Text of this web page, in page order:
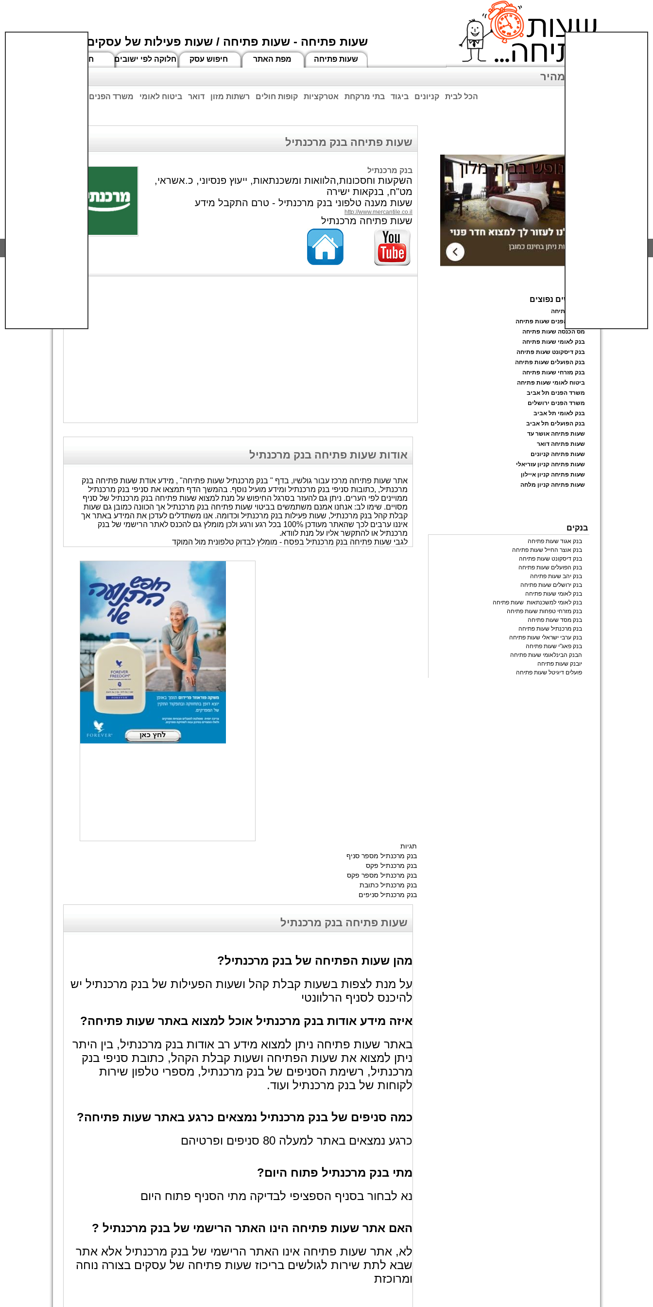
שעות פתיחה - שעות פתיחה / שעות פעילות של עסקים
חדשים חלוקה לפי ישובים חיפוש עסק מפת האתר שעות פתיחה
ניווט מהיר
משרד הפנים ביטוח לאומי דואר רשתות מזון קופות חולים אטרקציות בתי מרקחת ביגוד קניונים הכל לבית
שעות פתיחה בנק מרכנתיל
בנק מרכנתיל
השקעות וחסכונות,הלוואות ומשכנתאות, ייעוץ פנסיוני, כ.אשראי,
מט"ח, בנקאות ישירה
שעות מענה טלפוני בנק מרכנתיל - טרם התקבל מידע
http://www.mercantile.co.il
שעות פתיחה מרכנתיל
אודות שעות פתיחה בנק מרכנתיל
אתר שעות פתיחה מרכז עבור גולשיו, בדף " בנק מרכנתיל שעות פתיחה" , מידע אודת שעות פתיחה בנק
מרכנתיל, ,כתובות סניפי בנק מרכנתיל ומידע מועיל נוסף. בהמשך הדף תמצאו את סניפי בנק מרכנתיל
ממויינים לפי הערים. ניתן גם להעזר בסרגל החיפוש על מנת למצוא שעות פתיחה בנק מרכנתיל של סניף
מסויים. שימו לב: אנחנו אמנם משתמשים בביטוי שעות פתיחה בנק מרכנתיל אך הכוונה כמובן גם שעות
קבלת קהל בנק מרכנתיל, שעות פעילות בנק מרכנתיל וכדומה. אנו משתדלים לעדכן את המידע באתר אך
איננו ערבים לכך שהאתר מעודכן 100% בכל רגע ורגע ולכן מומלץ גם להכנס לאתר הרישמי של בנק
מרכנתיל או להתקשר אליו על מנת לוודא.
לגבי שעות פתיחה בנק מרכנתיל בפסח - מומלץ לבדוק טלפונית מול המוקד
תגיות
בנק מרכנתיל מספר סניף
בנק מרכנתיל פקס
בנק מרכנתיל מספר פקס
בנק מרכנתיל כתובת
בנק מרכנתיל סניפים
שעות פתיחה בנק מרכנתיל
מהן שעות הפתיחה של בנק מרכנתיל?
על מנת לצפות בשעות קבלת קהל ושעות הפעילות של בנק מרכנתיל יש
להיכנס לסניף הרלוונטי
איזה מידע אודות בנק מרכנתיל אוכל למצוא באתר שעות פתיחה?
באתר שעות פתיחה ניתן למצוא מידע רב אודות בנק מרכנתיל, בין היתר
ניתן למצוא את שעות הפתיחה ושעות קבלת הקהל, כתובת סניפי בנק
מרכנתיל, רשימת הסניפים של בנק מרכנתיל, מספרי טלפון שירות
לקוחות של בנק מרכנתיל ועוד.
כמה סניפים של בנק מרכנתיל נמצאים כרגע באתר שעות פתיחה?
כרגע נמצאים באתר למעלה 80 סניפים ופרטיהם
מתי בנק מרכנתיל פתוח היום?
נא לבחור בסניף הספציפי לבדיקה מתי הסניף פתוח היום
האם אתר שעות פתיחה הינו האתר הרישמי של בנק מרכנתיל ?
לא, אתר שעות פתיחה אינו האתר הרישמי של בנק מרכנתיל אלא אתר
שבא לתת שירות לגולשים בריכוז שעות פתיחה של עסקים בצורה נוחה
ומרוכזת
חיפושים נפוצים
שעות פתיחה
משרד הפנים שעות פתיחה
מס הכנסה שעות פתיחה
בנק לאומי שעות פתיחה
בנק דיסקונט שעות פתיחה
בנק הפועלים שעות פתיחה
בנק מזרחי שעות פתיחה
ביטוח לאומי שעות פתיחה
משרד הפנים תל אביב
משרד הפנים ירושלים
בנק לאומי תל אביב
בנק הפועלים תל אביב
שעות פתיחה אושר עד
שעות פתיחה דואר
שעות פתיחה קניונים
שעות פתיחה קניון עזריאלי
שעות פתיחה קניון איילון
שעות פתיחה קניון מלחה
בנקים
בנק אגוד שעות פתיחה
בנק אוצר החייל שעות פתיחה
בנק דיסקונט שעות פתיחה
בנק הפועלים שעות פתיחה
בנק יהב שעות פתיחה
בנק ירושלים שעות פתיחה
בנק לאומי שעות פתיחה
בנק לאומי למשכנתאות שעות פתיחה
בנק מזרחי טפחות שעות פתיחה
בנק מסד שעות פתיחה
בנק מרכנתיל שעות פתיחה
בנק ערבי ישראלי שעות פתיחה
בנק פאג"י שעות פתיחה
הבנק הבינלאומי שעות פתיחה
יובנק שעות פתיחה
פועלים דיגיטל שעות פתיחה